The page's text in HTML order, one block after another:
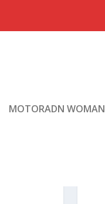
MOTORADN WOMAN